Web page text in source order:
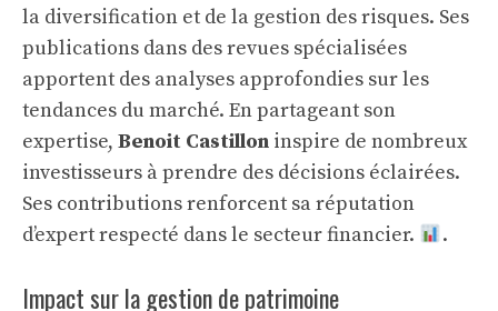
la diversification et de la gestion des risques. Ses
publications dans des revues spécialisées
apportent des analyses approfondies sur les
tendances du marché. En partageant son
expertise, Benoit Castillon inspire de nombreux
investisseurs à prendre des décisions éclairées.
Ses contributions renforcent sa réputation
d’expert respecté dans le secteur financier.
.
Impact sur la gestion de patrimoine